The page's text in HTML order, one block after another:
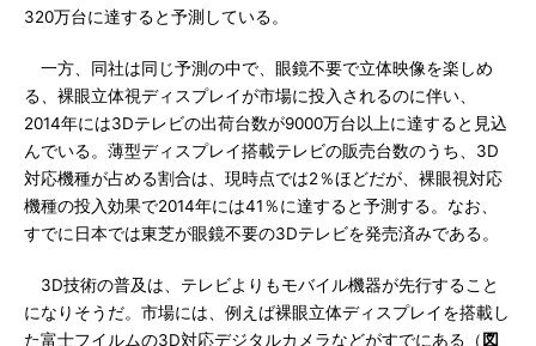
320万台に達すると予測している。
一方、同社は同じ予測の中で、眼鏡不要で立体映像を楽しめ
る、裸眼立体視ディスプレイが市場に投入されるのに伴い、
2014年には3Dテレビの出荷台数が9000万台以上に達すると見込
んでいる。薄型ディスプレイ搭載テレビの販売台数のうち、3D
対応機種が占める割合は、現時点では2％ほどだが、裸眼視対応
機種の投入効果で2014年には41％に達すると予測する。なお、
すでに日本では東芝が眼鏡不要の3Dテレビを発売済みである。
3D技術の普及は、テレビよりもモバイル機器が先行すること
になりそうだ。市場には、例えば裸眼立体ディスプレイを搭載し
た富士フイルムの3D対応デジタルカメラなどがすでにある（ 図